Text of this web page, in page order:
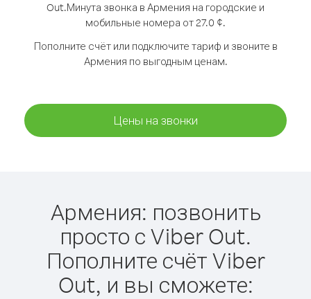
Out.Минута звонка в Армения на городские и
мобильные номера от 27.0 ¢.
Пополните счёт или подключите тариф и звоните в
Армения по выгодным ценам.
Цены на звонки
Армения: позвонить
просто с Viber Out.
Пополните счёт Viber
Out, и вы сможете: